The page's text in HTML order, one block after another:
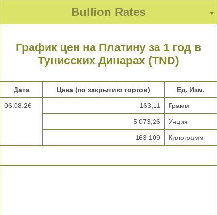
Bullion Rates
График цен на Платину за 1 год в
Тунисских Динарах (TND)
Дата Цена (по закрытию торгов) Ед. Изм.
06.08.26 163,11 Грамм
5 073,26 Унция
163 109 Килограмм